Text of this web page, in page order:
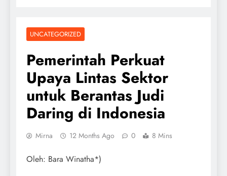
UNCATEGORIZED
Pemerintah Perkuat
Upaya Lintas Sektor
untuk Berantas Judi
Daring di Indonesia
Mirna 12 Months Ago 0 8 Mins
Oleh: Bara Winatha*)